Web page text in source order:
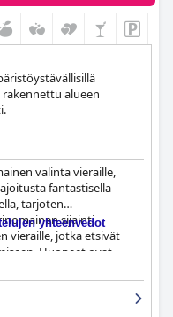
alueen
valinta vieraille,
fantastisella
tarjoten
sijainti
vieraille, jotka etsivät
Huoneet ovat
vierailta, ja monet
näkymiä. Henkilökunta
ja
yhteenvedot